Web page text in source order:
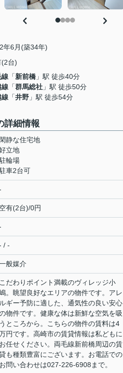
年6月(築34年)
(2台)
線 「新前橋 」駅 徒歩40分
線 「群馬総社 」駅 徒歩50分
線 「井野 」駅 徒歩54分
詳細情報
閑静な住宅地
立地
輪場
車2台可
空有(2台)/0円
/ -
般媒介
こだわりポイント満載のヴィレッジ小
。眺望良好なエリアの物件です。アレ
ルギー予防に適した、通気性の良い安心
物件です。健康な体は新鮮な空気を吸
うところから。こちらの物件の賃料は4
円です。高崎市の賃貸情報は私どもに
お任せください。両毛線新前橋周辺の賃
も種類豊富にございます。お電話での
お問い合わせは027-226-6908まで。